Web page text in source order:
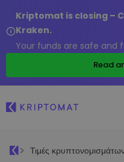
Kriptomat is closing –
Kraken.
Your funds are safe and
Read
Τιμές